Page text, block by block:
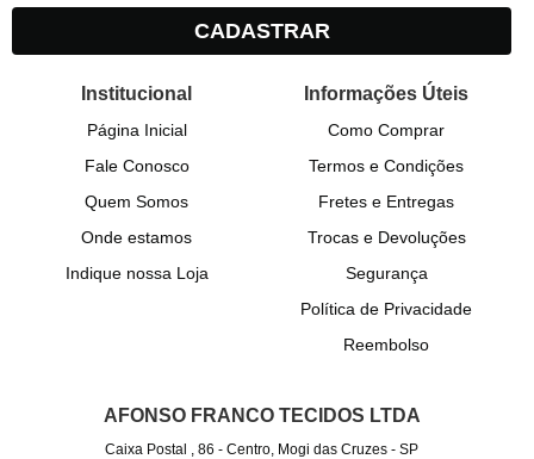
CADASTRAR
Institucional
Página Inicial
Fale Conosco
Quem Somos
Onde estamos
Indique nossa Loja
Informações Úteis
Como Comprar
Termos e Condições
Fretes e Entregas
Trocas e Devoluções
Segurança
Política de Privacidade
Reembolso
AFONSO FRANCO TECIDOS LTDA
Caixa Postal , 86 -Centro, Mogi das Cruzes -SP